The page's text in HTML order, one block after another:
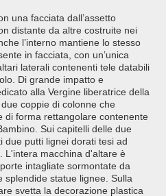
una facciata dall’assetto
distante da altre costruite nei
l’interno mantiene lo stesso
in facciata, con un’unica
laterali contenenti tele databili
Di grande impatto e
alla Vergine liberatrice della
coppie di colonne che
di forma rettangolare contenente
Sui capitelli delle due
due putti lignei dorati tesi ad
L'intera macchina d'altare è
intagliate sormontate da
splendide statue lignee. Sulla
svetta la decorazione plastica